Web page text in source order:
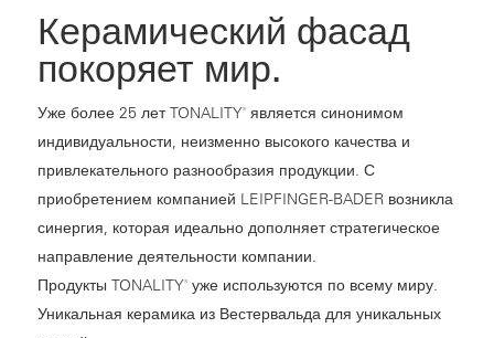
Керамический фасад
покоряет мир.
Уже более 25 лет TONALITY®является синонимом
индивидуальности, неизменно высокого качества и
привлекательного разнообразия продукции. С
приобретением компанией LEIPFINGER-BADER возникла
синергия, которая идеально дополняет стратегическое
направление деятельности компании.
Продукты TONALITY®уже используются по всему миру.
Уникальная керамика из Вестервальда для уникальных